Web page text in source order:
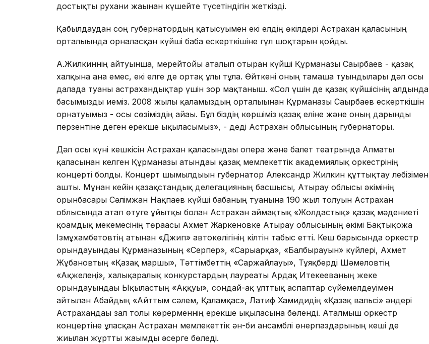
достықты рухани жағынан күшейте түсетіндігін жеткізді.
Қабылдаудан соң губернатордың қатысуымен екі елдің өкілдері Астрахан қаласының
орталығында орналасқан күйші баба ескерткішіне гүл шоқтарын қойды.
А.Жилкиннің айтуынша, мерейтойы аталып отырған күйші Құрманғазы Сағырбаев - қазақ
халқына ғана емес, екі елге де ортақ ұлы тұлға. Өйткені оның тамаша туындылары дәл осы
далада туғаны астрахандықтар үшін зор мақтаныш. «Сол үшін де қазақ күйшісінің алдында
басымызды иеміз. 2008 жылы қаламыздың орталығынан Құрманғазы Сағырбаев ескерткішін
орнатуымыз - осы сөзіміздің айғағы. Бұл біздің көршіміз қазақ еліне және оның дарынды
перзентіне деген ерекше ықыласымыз», - деді Астрахан облысының губернаторы.
Дәл осы күні кешкісін Астрахан қаласындағы опера және балет театрында Алматы
қаласынан келген Құрманғазы атындағы қазақ мемлекеттік академиялық оркестрінің
концерті болды. Концерт шымылдығын губернатор Александр Жилкин құттықтау лебізімен
ашты. Мұнан кейін қазақстандық делегацияның басшысы, Атырау облысы әкімінің
орынбасары Сәлімжан Нақпаев күйші бабаның туғанына 190 жыл толуын Астрахан
облысында атап өтуге ұйытқы болған Астрахан аймақтық «Жолдастық» қазақ мәдениеті
қоғамдық мекемесінің төрағасы Ахмет Жаркеновке Атырау облысының әкімі Бақтықожа
Ізмұхамбетовтің атынан «Джип» автокөлігінің кілтін табыс етті. Кеш барысында оркестр
орындауындағы Құрманғазының «Серпер», «Сарыарқа», «Балбырауын» күйлері, Ахмет
Жұбановтың «Қазақ маршы», Тәттімбеттің «Саржайлауы», Тұяқберді Шәмеловтің
«Ақжелеңі», халықаралық конкурстардың лауреаты Ардақ Итекееваның жеке
орындауындағы Ықыластың «Аққуы», сондай-ақ ұлттық аспаптар сүйемелдеуімен
айтылған Абайдың «Айттым сәлем, Қаламқас», Латиф Хамидидің «Қазақ вальсі» әндері
Астрахандағы зал толы көрерменнің ерекше ықыласына бөленді. Аталмыш оркестр
концертіне ұласқан Астрахан мемлекеттік ән-би ансамблі өнерпаздарының кеші де
жиылған жұртты жағымды әсерге бөледі.